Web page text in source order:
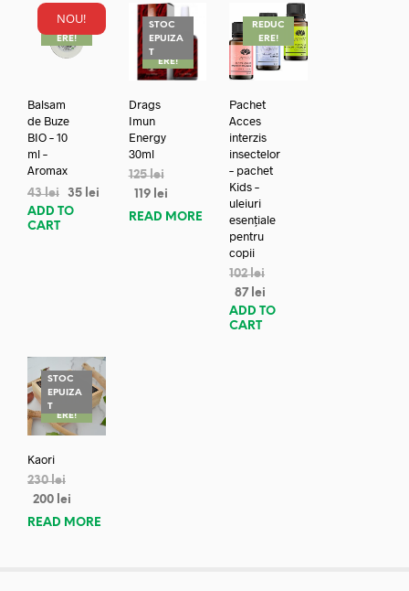
NOU!
REDUC
ERE!
Balsam
de Buze
BIO – 10
ml –
Aromax
43lei 35 lei
ADD TO
CART
STOC
EPUIZA
TREDUC
ERE!
Drags
Imun
Energy
30ml
125lei
119 lei
READ MORE
REDUC
ERE!
Pachet
Acces
interzis
insectelor
– pachet
Kids –
uleiuri
esențiale
pentru
copii
102lei
87 lei
ADD TO
CART
STOC
EPUIZA
TREDUC
ERE!
Kaori
230lei
200 lei
READ MORE